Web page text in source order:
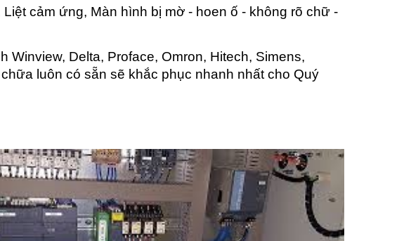
cảm ứng, Màn hình bị mờ - hoen ố - không rõ chữ -
Delta, Proface, Omron, Hitech, Simens,
luôn có sẵn sẽ khắc phục nhanh nhất cho Quý